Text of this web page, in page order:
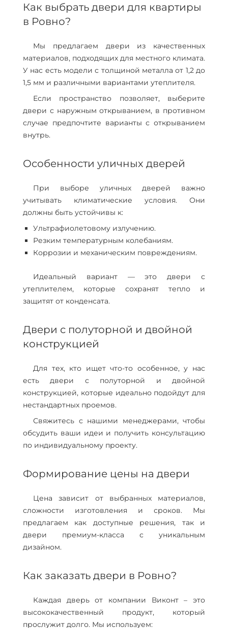
Как выбрать двери для квартиры
в Ровно?
Мы предлагаем двери из качественных
материалов, подходящих для местного климата.
У нас есть модели с толщиной металла от 1,2 до
1,5 мм и различными вариантами утеплителя.
Если пространство позволяет, выберите
двери с наружным открыванием, в противном
случае предпочтите варианты с открыванием
внутрь.
Особенности уличных дверей
При выборе уличных дверей важно
учитывать климатические условия. Они
должны быть устойчивы к:
Ультрафиолетовому излучению.
Резким температурным колебаниям.
Коррозии и механическим повреждениям.
Идеальный вариант — это двери с
утеплителем, которые сохранят тепло и
защитят от конденсата.
Двери с полуторной и двойной
конструкцией
Для тех, кто ищет что-то особенное, у нас
есть двери с полуторной и двойной
конструкцией, которые идеально подойдут для
нестандартных проемов.
Свяжитесь с нашими менеджерами, чтобы
обсудить ваши идеи и получить консультацию
по индивидуальному проекту.
Формирование цены на двери
Цена зависит от выбранных материалов,
сложности изготовления и сроков. Мы
предлагаем как доступные решения, так и
двери премиум-класса с уникальным
дизайном.
Как заказать двери в Ровно?
Каждая дверь от компании Виконт – это
высококачественный продукт, который
прослужит долго. Мы используем: